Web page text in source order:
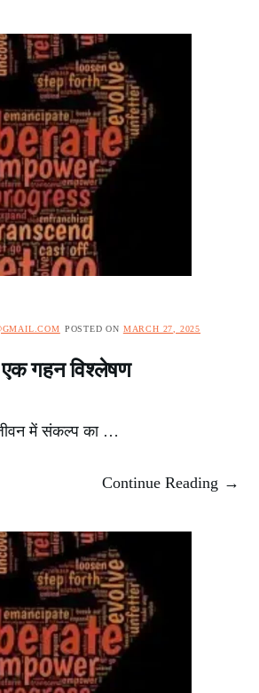
POSTED ON MARCH 27, 2025
गहन विश्लेषण
में संकल्प का …
Continue Reading →